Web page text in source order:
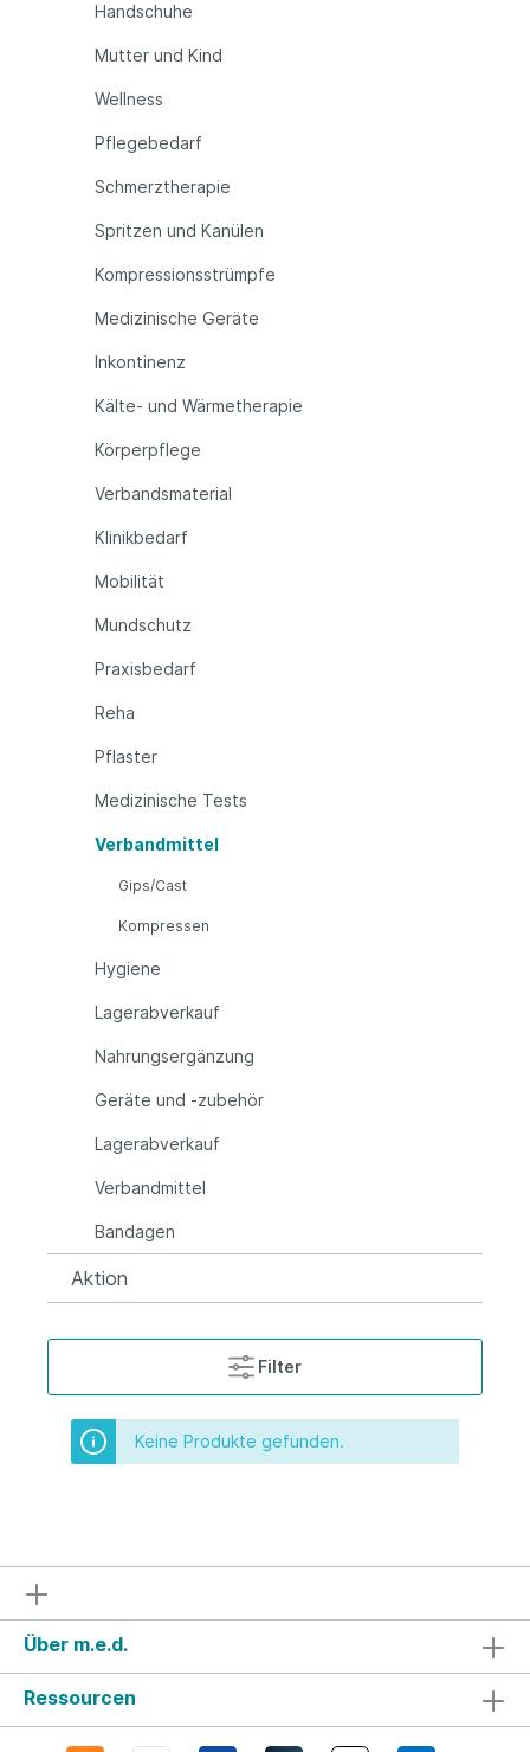
Handschuhe
Mutter und Kind
Wellness
Pflegebedarf
Schmerztherapie
Spritzen und Kanülen
Kompressionsstrümpfe
Medizinische Geräte
Inkontinenz
Kälte- und Wärmetherapie
Körperpflege
Verbandsmaterial
Klinikbedarf
Mobilität
Mundschutz
Praxisbedarf
Reha
Pflaster
Medizinische Tests
Verbandmittel
Gips/Cast
Kompressen
Hygiene
Lagerabverkauf
Nahrungsergänzung
Geräte und -zubehör
Lagerabverkauf
Verbandmittel
Bandagen
Aktion
Filter
Keine Produkte gefunden.
Über m.e.d.
Ressourcen